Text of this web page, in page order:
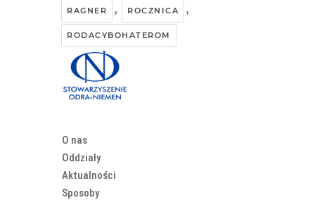
RAGNER , ROCZNICA ,
RODACYBOHATEROM
O nas
Oddziały
Aktualności
Sposoby